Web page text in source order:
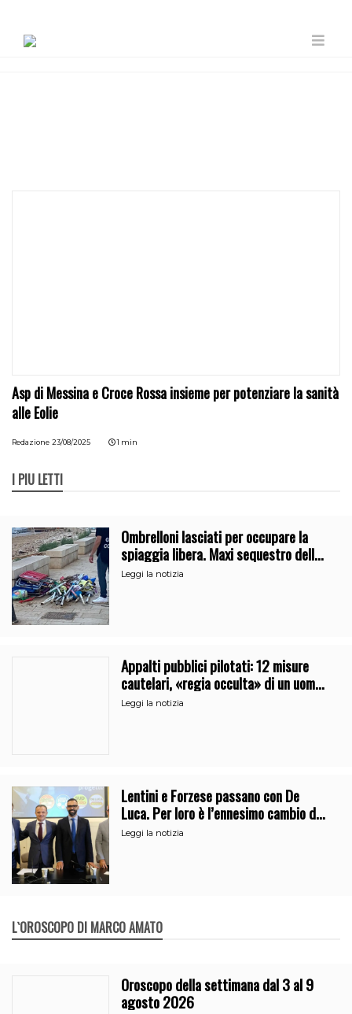
Asp di Messina e Croce Rossa insieme per potenziare la sanità
alle Eolie
Redazione 23/08/2025 1 min
I PIÙ LETTI
Ombrelloni lasciati per occupare la
spiaggia libera. Maxi sequestro della
Guardia Costiera
Leggi la notizia
Appalti pubblici pilotati: 12 misure
cautelari, «regia occulta» di un uomo
vicino al clan
Leggi la notizia
Lentini e Forzese passano con De
Luca. Per loro è l’ennesimo cambio di
partito
Leggi la notizia
L`OROSCOPO DI MARCO AMATO
Oroscopo della settimana dal 3 al 9
agosto 2026